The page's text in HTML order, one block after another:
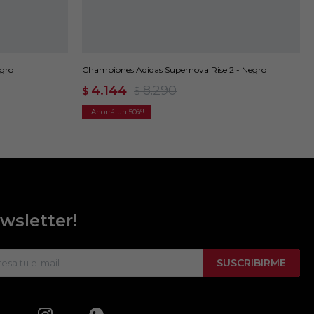
Championes Adidas Supernova Rise 2 - Negro
$ 4.144 $ 8.290
50
SUSCRIBIRME